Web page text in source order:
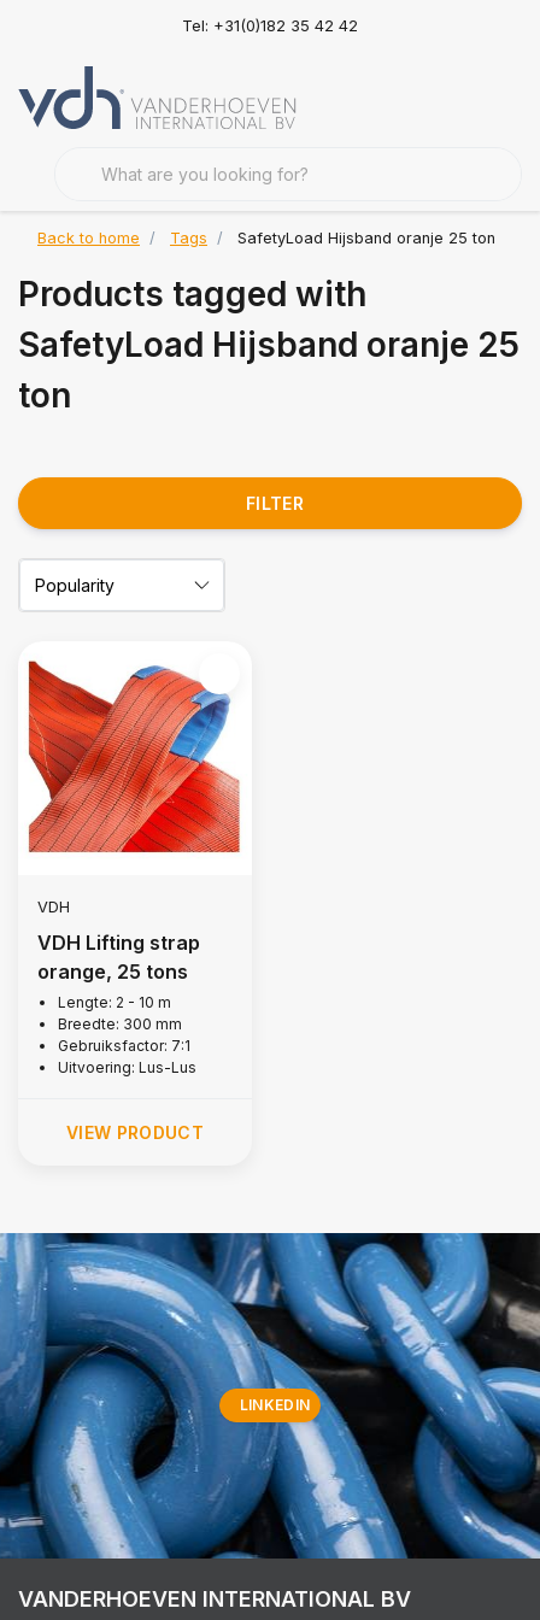
Tel: +31(0)182 35 42 42
Back to home Tags SafetyLoad Hijsband oranje 25 ton
Products tagged with
SafetyLoad Hijsband oranje 25
ton
FILTER
VDH
VDH Lifting strap
orange, 25 tons
Lengte: 2 - 10 m
Breedte: 300 mm
Gebruiksfactor: 7:1
Uitvoering: Lus-Lus
VIEW PRODUCT
LINKEDIN
VANDERHOEVEN INTERNATIONAL BV